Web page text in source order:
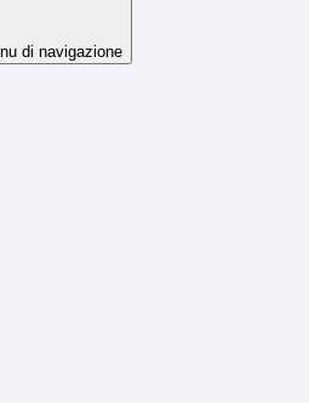
di navigazione